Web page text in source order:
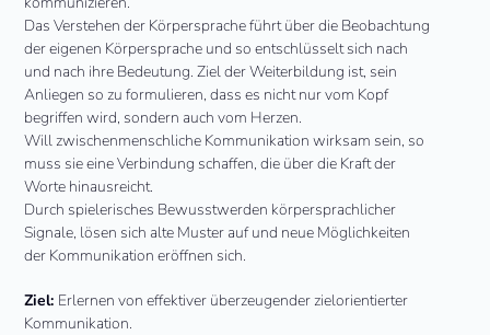
Das Verstehen der Körpersprache führt über die Beobachtung
der eigenen Körpersprache und so entschlüsselt sich nach
und nach ihre Bedeutung. Ziel der Weiterbildung ist, sein
Anliegen so zu formulieren, dass es nicht nur vom Kopf
begriffen wird, sondern auch vom Herzen.
Will zwischenmenschliche Kommunikation wirksam sein, so
muss sie eine Verbindung schaffen, die über die Kraft der
Worte hinausreicht.
Durch spielerisches Bewusstwerden körpersprachlicher
Signale, lösen sich alte Muster auf und neue Möglichkeiten
der Kommunikation eröffnen sich.
Ziel: Erlernen von effektiver überzeugender zielorientierter
Kommunikation.